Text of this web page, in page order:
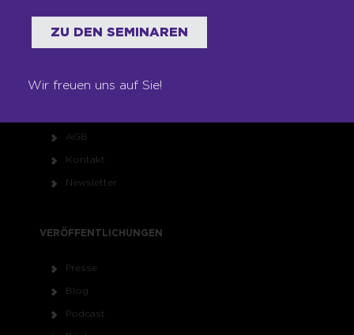
Impressum
AGB
Kontakt
Newsletter
VERÖFFENTLICHUNGEN
Presse
Blog
Podcast
ZU DEN SEMINAREN
Wir freuen uns auf Sie!